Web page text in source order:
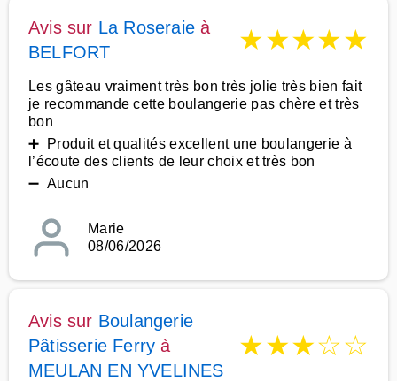
Avis sur La Roseraie à
BELFORT
★★★★★
Les gâteau vraiment très bon très jolie très bien fait
je recommande cette boulangerie pas chère et très
bon
➕ Produit et qualités excellent une boulangerie à
l’écoute des clients de leur choix et très bon
➖ Aucun
Marie
08/06/2026
Avis sur Boulangerie
Pâtisserie Ferry à
MEULAN EN YVELINES
★★★☆☆